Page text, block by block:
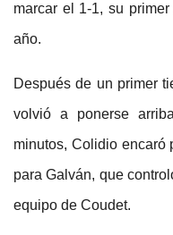
marcar el 1-1, su
año.
Después de un primer
volvió a ponerse
minutos, Colidio encaró
para Galván, que
equipo de Coudet.